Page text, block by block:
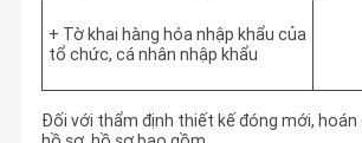
+ Tờ khai hàng hóa nhập khẩu của
tổ chức, cá nhân nhập khẩu
Đối với thẩm định thiết kế đóng mới, hoán